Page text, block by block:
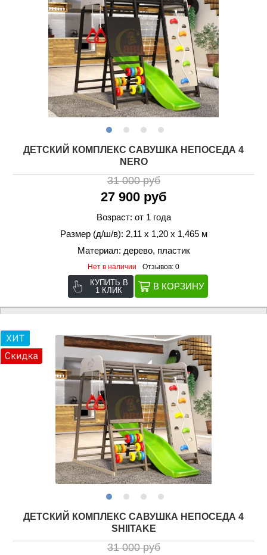
ДЕТСКИЙ КОМПЛЕКС САВУШКА НЕПОСЕДА 4
NERO
31 000 руб
27 900 руб
Возраст: от 1 года
Размер (д/ш/в): 2,11 х 1,20 х 1,465 м
Материал: дерево, пластик
Нет в наличии Отзывов: 0
КУПИТЬ В
1 КЛИК
ДЕТСКИЙ КОМПЛЕКС САВУШКА НЕПОСЕДА 4
SHIITAKE
31 000 руб